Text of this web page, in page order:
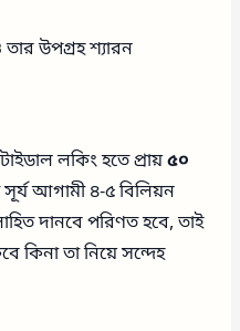
উপগ্রহ শ্যারন
লকিং হতে প্রায়৫০
আগামী ৪-৫ বিলিয়ন
দানবে পরিণত হবে, তাই
কিনা তা নিয়ে সন্দেহ